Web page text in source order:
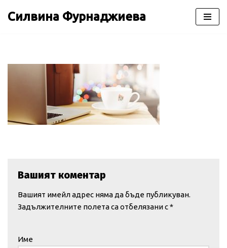
Силвина Фурнаджиева
Вашият коментар
Вашият имейл адрес няма да бъде публикуван.
Задължителните полета са отбелязани с*
Име